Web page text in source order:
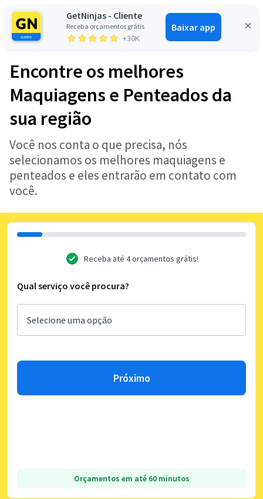
GetNinjas - Cliente
Receba orçamentos grátis
+30K
Baixar app
Entrar
Encontre os melhores
Maquiagens e Penteados da
sua região
Você nos conta o que precisa, nós
selecionamos os melhores maquiagens e
penteados e eles entrarão em contato com
você.
Receba até 4 orçamentos grátis!
Qual serviço você procura?
Próximo
Orçamentos em até 60 minutos